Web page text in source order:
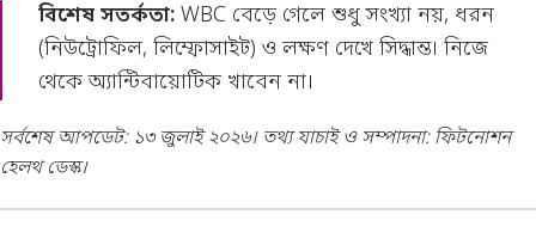
বিশেষ সতর্কতা: WBC বেড়ে গেলে শুধু সংখ্যা নয়, ধরন
(নিউট্রোফিল, লিম্ফোসাইট) ও লক্ষণ দেখে সিদ্ধান্ত। নিজে
থেকে অ্যান্টিবায়োটিক খাবেন না।
সর্বশেষ আপডেট: ১৩ জুলাই ২০২৬। তথ্য যাচাই ও সম্পাদনা: ফিটনোশন
হেলথ ডেস্ক।